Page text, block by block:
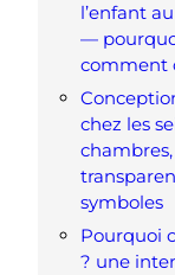
l’enfant
—
comment
chez les
symboles
Pourquoi
? une